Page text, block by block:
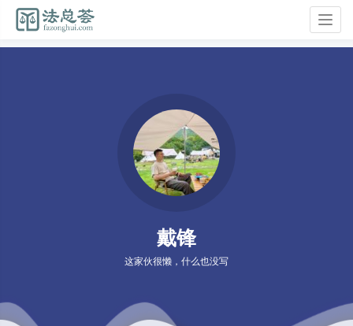
戴锋
这家伙很懒，什么也没写